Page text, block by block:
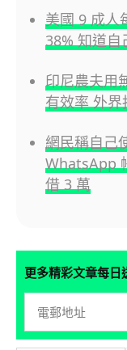
美國 9 成人
38% 知道自
印尼農夫用
有效率 外
網民稱自己
WhatsApp
借 3 萬
更多精彩文章每日